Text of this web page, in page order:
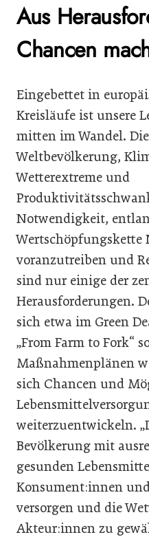
Aus
Chancen
Eingebettet in
Kreisläufe ist unsere
mitten im Wandel.
Weltbevölkerung,
Wetterextreme und
Notwendigkeit,
voranzutreiben und
sind nur einige der
Herausforderungen.
sich etwa im Green
„From Farm to Fork“
Maßnahmenplänen
sich Chancen und
weiterzuentwickeln.
Bevölkerung mit
gesunden
Konsument:innen
versorgen und die
Akteur:innen zu